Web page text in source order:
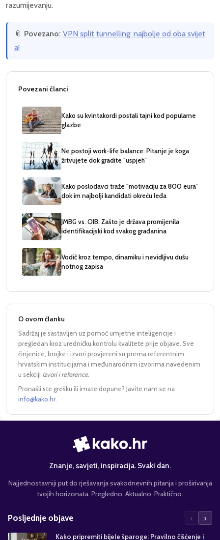
razumijevanju.
📎 Povezano: VPN split tunnelling: najbolje od oba svijet
a!
Povezani članci
Kako su kvintakordi postali tajni kod popularne
glazbe
Ne postoji work-life balance: Pitanje je koga
žrtvujete dok gradite “uspjeh”
Kako poslodavci traže “motivaciju za 800 eura”
dok im najbolji kandidati okreću leđa
JMBG vs. OIB: Zašto je država promijenila
identifikacijski kod svakog građanina
Vodič kroz tempo, dinamiku i nevidljivu dušu
notnog zapisa
O ovom članku
Sadržaj je sastavljen uz pomoć umjetne inteligencije i
pregledan kroz uredničku kontrolu kvalitete prije objave. Sve
činjenice, brojke i izvori provjereni su prema referentnim
hrvatskim institucijama i međunarodnim izvorima navedenim
u sekciji Izvori i reference.
Pronašli ste grešku ili imate dopune? Javite nam se na
info@kako.hr
Znanje, savjeti, inspiracija. Svaki dan.
Najjednostavniji put do rješavanja svakodnevnih pitanja i proširivanja
tvojih horizonata. Pregledno. Aktualno. Praktično.
Posljednje objave ‹ ›
Kako pripremiti bijele šparoge: Pravilno čišćenje i